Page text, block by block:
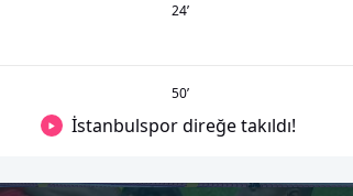
24’
50’
İstanbulspor direğe takıldı!